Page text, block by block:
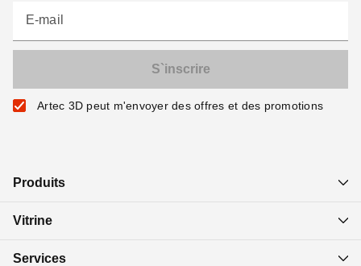
E-mail
Artec 3D peut m'envoyer des offres et des promotions
Produits
Vitrine
Services